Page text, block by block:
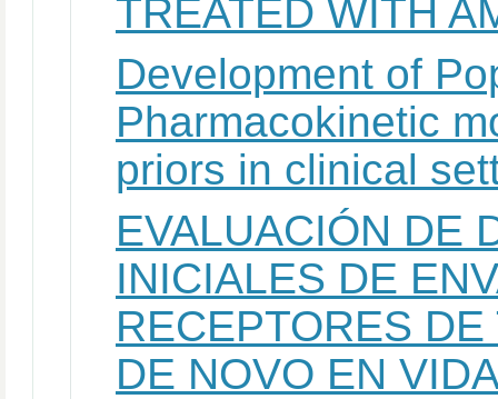
TREATED WITH
Development of
Pharmacokinetic
priors in clinical
EVALUACIÓN DE
INICIALES DE
RECEPTORES
DE NOVO EN